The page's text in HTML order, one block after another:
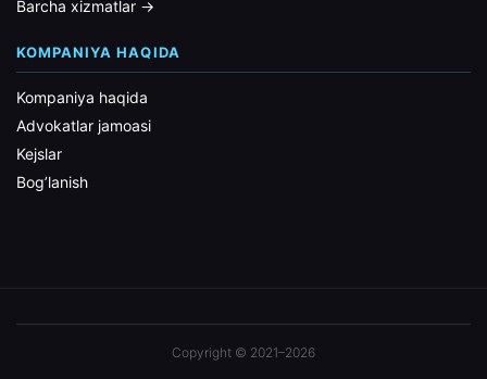
Barcha xizmatlar →
KOMPANIYA HAQIDA
Kompaniya haqida
Advokatlar jamoasi
Kejslar
Bog’lanish
Copyright © 2021–2026